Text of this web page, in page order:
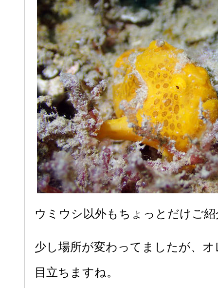
ウミウシ以外もちょっとだけご
少し場所が変わってましたが、
目立ちますね。